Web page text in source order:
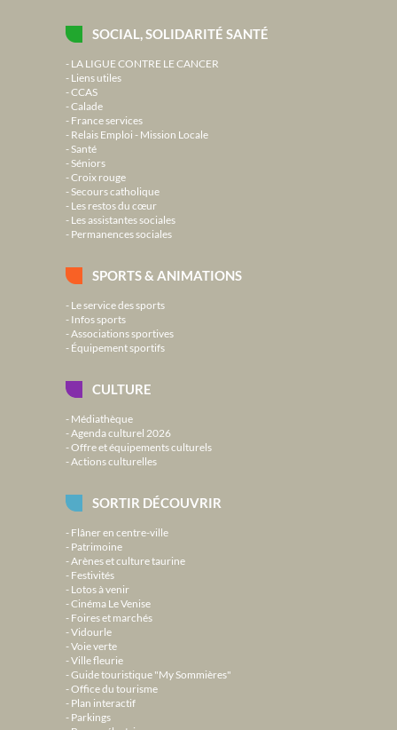
SOCIAL, SOLIDARITÉ SANTÉ
LA LIGUE CONTRE LE CANCER
Liens utiles
CCAS
Calade
France services
Relais Emploi - Mission Locale
Santé
Séniors
Croix rouge
Secours catholique
Les restos du cœur
Les assistantes sociales
Permanences sociales
SPORTS & ANIMATIONS
Le service des sports
Infos sports
Associations sportives
Équipement sportifs
CULTURE
Médiathèque
Agenda culturel 2026
Offre et équipements culturels
Actions culturelles
SORTIR DÉCOUVRIR
Flâner en centre-ville
Patrimoine
Arènes et culture taurine
Festivités
Lotos à venir
Cinéma Le Venise
Foires et marchés
Vidourle
Voie verte
Ville fleurie
Guide touristique "My Sommières"
Office du tourisme
Plan interactif
Parkings